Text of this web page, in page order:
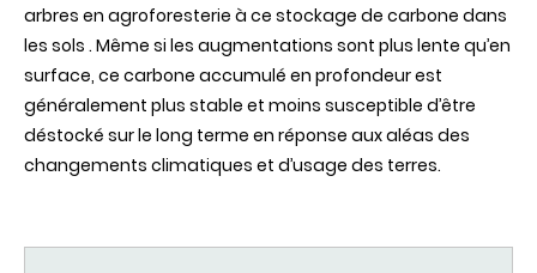
arbres en agroforesterie à ce stockage de carbone dans
les sols . Même si les augmentations sont plus lente qu’en
surface, ce carbone accumulé en profondeur est
généralement plus stable et moins susceptible d’être
déstocké sur le long terme en réponse aux aléas des
changements climatiques et d’usage des terres.